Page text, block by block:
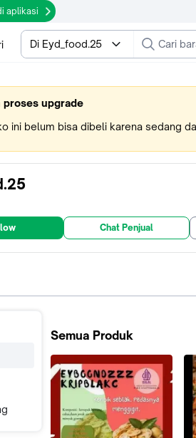
aplikasi
Di Eyd_food.25
proses upgrade
ini belum bisa dibeli karena sedang
Chat Penjual
Semua Produk